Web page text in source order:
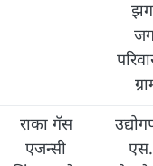
राका गॅस
एजन्सी